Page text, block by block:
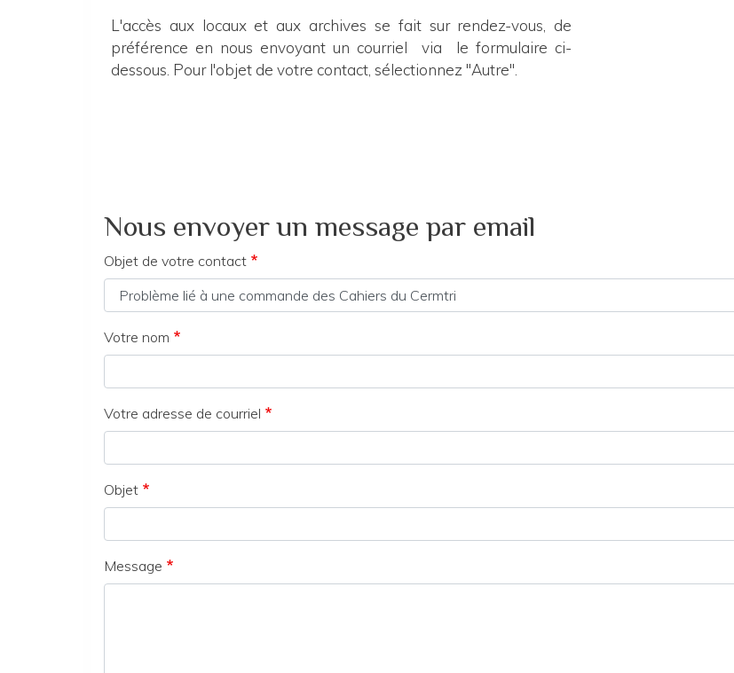
L'accès aux locaux et aux archives se fait sur rendez-vous, de
préférence en nous envoyant un courriel via le formulaire ci-
dessous. Pour l'objet de votre contact, sélectionnez "Autre".
Nous envoyer un message par email
Objet de votre contact
Votre nom
Votre adresse de courriel
Objet
Message